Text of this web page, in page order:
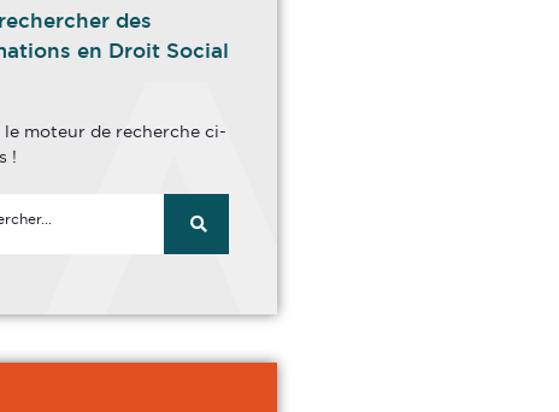
des
en Droit Social
le moteur de recherche ci-
!